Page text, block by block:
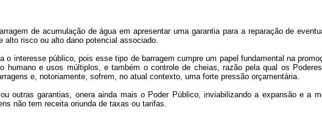
de acumulação de água em apresentar uma garantia para a reparação de
alto risco ou alto dano potencial associado.
o interesse público, pois esse tipo de barragem cumpre um papel fundamental na
humano e usos múltiplos, e também o controle de cheias, razão pela qual os
e, notoriamente, sofrem, no atual contexto, uma forte pressão orçamentária.
outras garantias, onera ainda mais o Poder Público, inviabilizando a expansão e a
não tem receita oriunda de taxas ou tarifas.